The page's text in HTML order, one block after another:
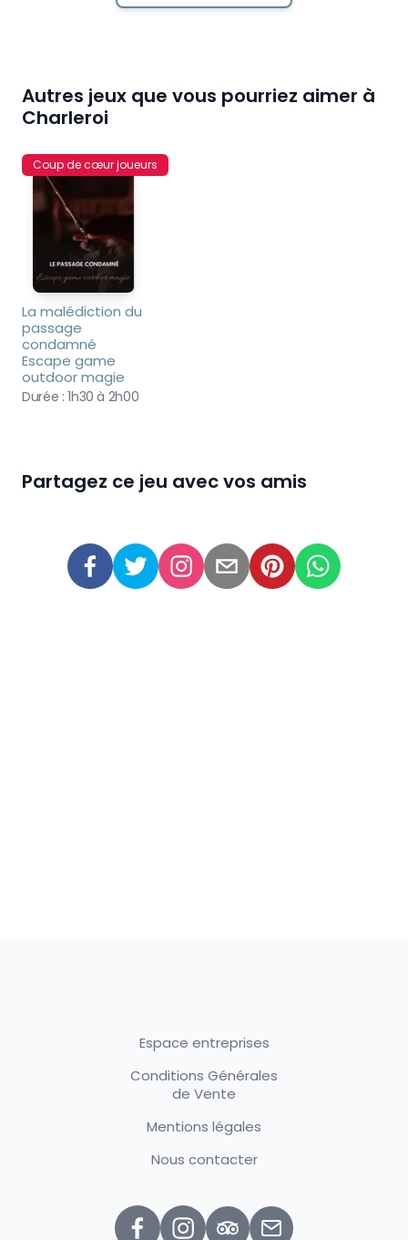
Autres jeux que vous pourriez aimer à
Charleroi
Coup de cœur joueurs
La malédiction du
passage
condamné
Escape game
outdoor magie
Durée :1h30 à 2h00
Partagez ce jeu avec vos amis
Espace entreprises
Conditions Générales
de Vente
Mentions légales
Nous contacter